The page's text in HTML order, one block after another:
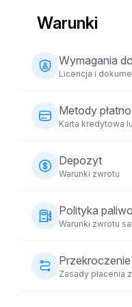
Warunki
Wymagania
Licencja i
Kierowca musi
tożsamości
jazdy przez co
Metody
Karta kredytowa
Płatności za
jest wymagana w
Depozyt
Warunki zwrotu
Przed
zostanie zwrócona
Polityka
Warunki zwrotu
Samochód musi
Przekroczenie
Zasady płacenia